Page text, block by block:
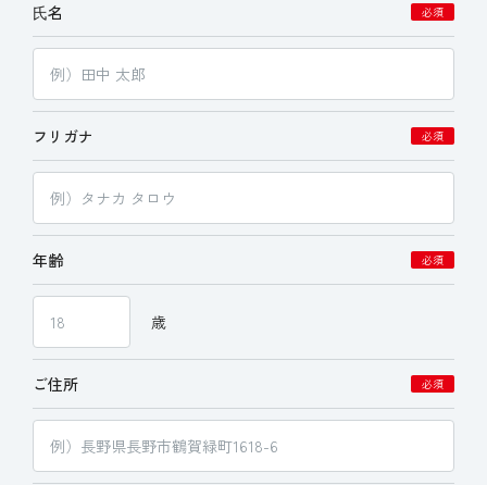
⽒名 必須
フリガナ 必須
年齢 必須
歳
ご住所 必須